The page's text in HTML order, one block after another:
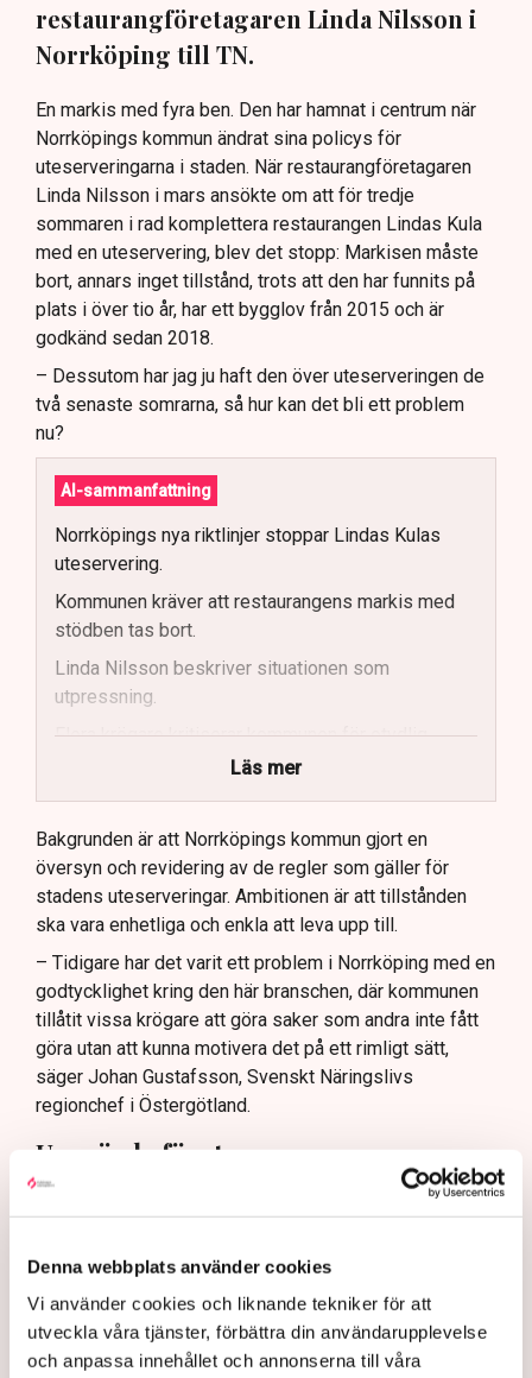
Denna webbplats använder cookies
Vi använder cookies och liknande tekniker för att
utveckla våra tjänster, förbättra din användarupplevelse
och anpassa innehållet och annonserna till våra
restaurangföretagaren Linda Nilsson i
Norrköping till TN.
En markis med fyra ben. Den har hamnat i centrum när
Norrköpings kommun ändrat sina policys för
uteserveringarna i staden. När restaurangföretagaren
Linda Nilsson i mars ansökte om att för tredje
sommaren i rad komplettera restaurangen Lindas Kula
med en uteservering, blev det stopp: Markisen måste
bort, annars inget tillstånd, trots att den har funnits på
plats i över tio år, har ett bygglov från 2015 och är
godkänd sedan 2018.
– Dessutom har jag ju haft den över uteserveringen de
två senaste somrarna, så hur kan det bli ett problem
nu?
AI-sammanfattning
Norrköpings nya riktlinjer stoppar Lindas Kulas
uteservering.
Kommunen kräver att restaurangens markis med
stödben tas bort.
Linda Nilsson beskriver situationen som
utpressning.
Flera krögare kritiserar kommunen för otydlig
Kommunen vill skapa enhetliga regler för
uteserveringar.
Lindas Kula ställer in uteserveringen för
sommaren.
Läs mer
Bakgrunden är att Norrköpings kommun gjort en
översyn och revidering av de regler som gäller för
stadens uteserveringar. Ambitionen är att tillstånden
ska vara enhetliga och enkla att leva upp till.
– Tidigare har det varit ett problem i Norrköping med en
godtycklighet kring den här branschen, där kommunen
tillåtit vissa krögare att göra saker som andra inte fått
göra utan att kunna motivera det på ett rimligt sätt,
säger Johan Gustafsson, Svenskt Näringslivs
regionchef i Östergötland.
Upprörda företagare
I korthet innebär förändringen att en del av det som
kallas allmän platsmark ändras till att bli så kallad
och kan bara upplåtas för annan verksamhet, till
exempel en uteservering, under begränsad tid och får
inte ha alltför omfattande konstruktioner som väggar
och inglasning.